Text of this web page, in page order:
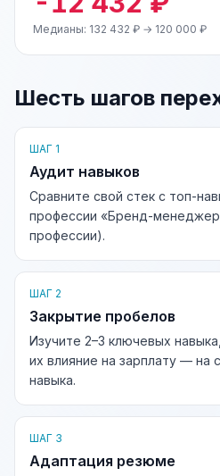
Медианы: 132 432 ₽ → 120 000 ₽
Шесть шагов
ШАГ 1
Аудит навыков
Сравните свой стек с топ-
профессии «Бренд-
профессии).
ШАГ 2
Закрытие пробелов
Изучите 2–3 ключевых
их влияние на зарплату — на
навыка.
ШАГ 3
Адаптация резюме